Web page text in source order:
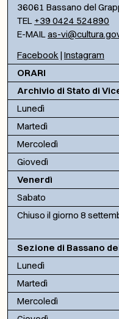
36061 Bassano del
TEL +39 0424 524890
E-MAILas-
Facebook | Instagram
ORARI
Archivio di Stato di
Lunedì
Martedì
Mercoledì
Giovedì
Venerdì
Sabato
Chiuso il giorno 8
Sezione di Bassano
Lunedì
Martedì
Mercoledì